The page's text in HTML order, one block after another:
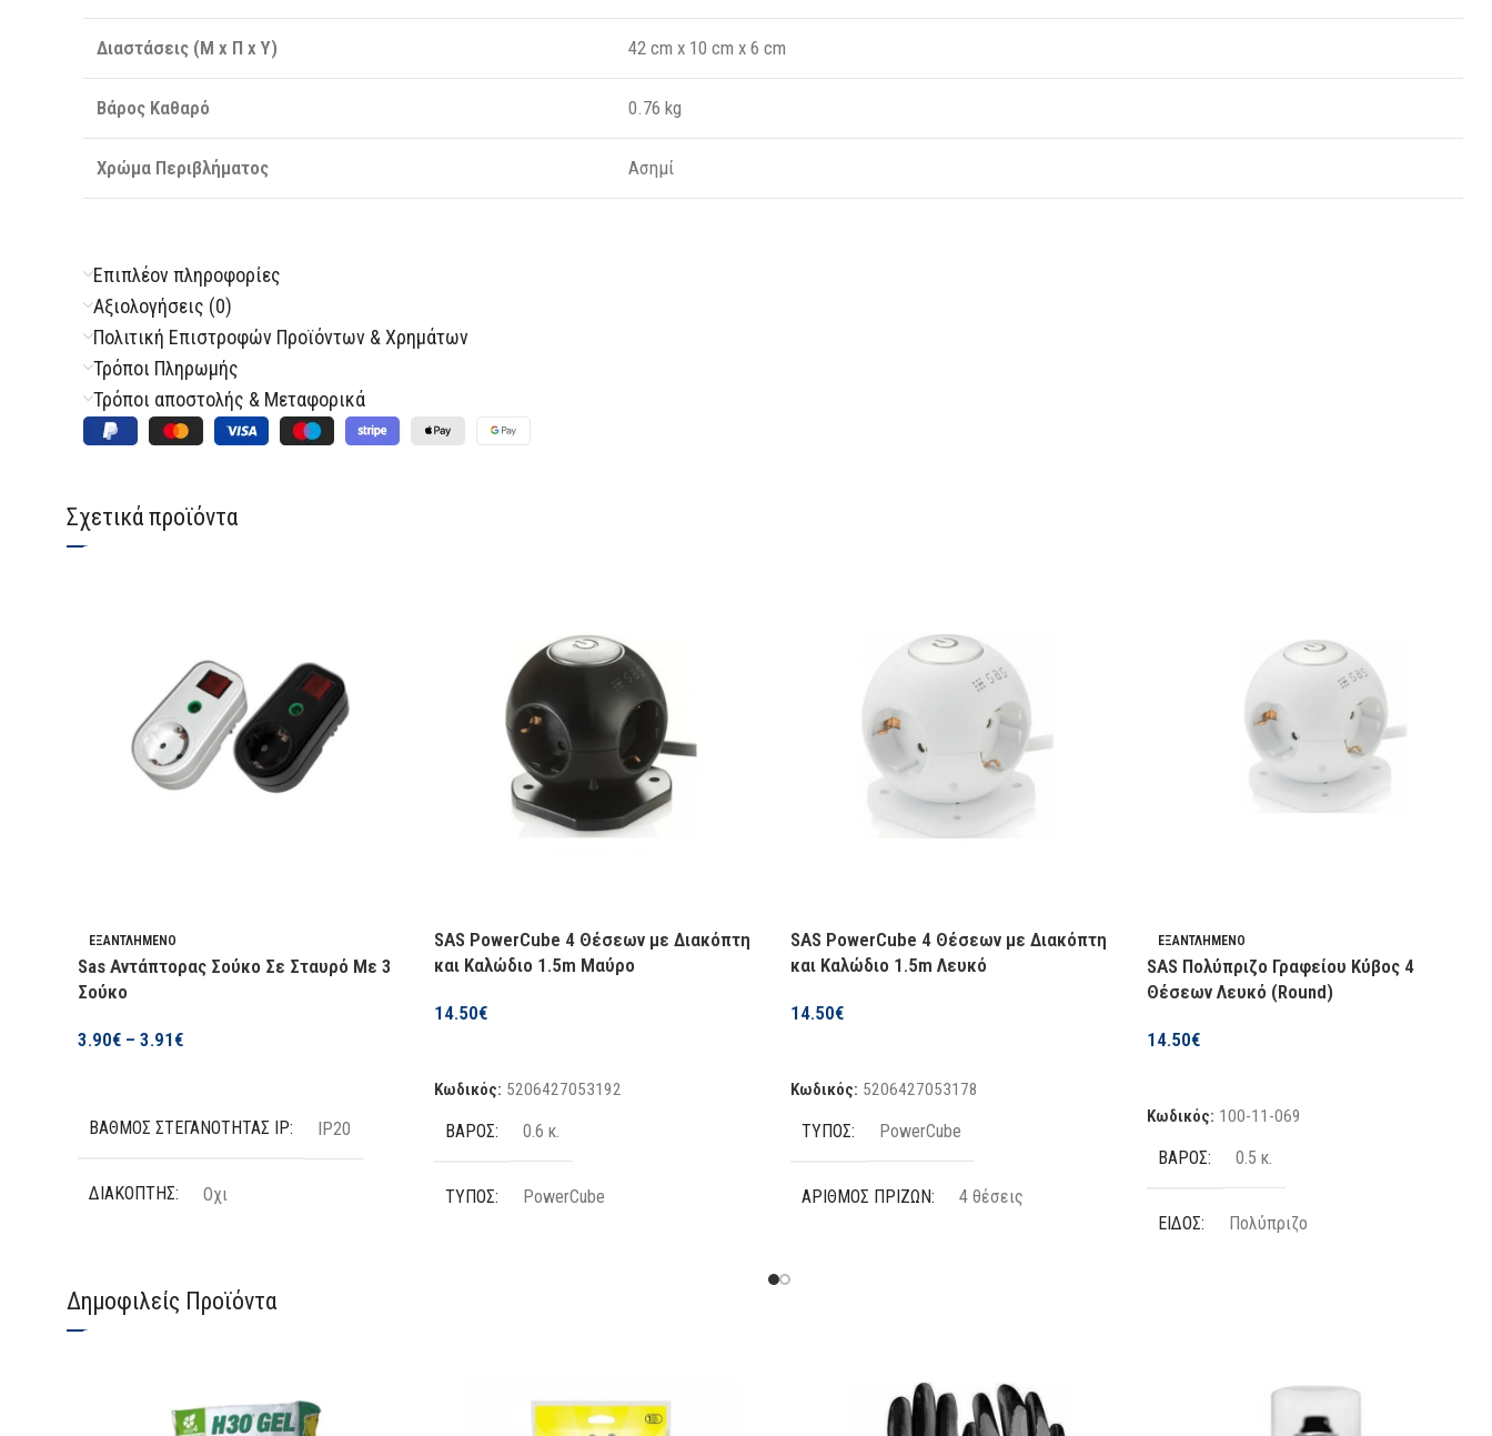
Διαστάσεις (Μ x Π x Υ) 42 cm x 10 cm x 6 cm
Βάρος Καθαρό 0.76 kg
Χρώμα Περιβλήματος Ασημί
Επιπλέον πληροφορίες
Αξιολογήσεις (0)
Πολιτική Επιστροφών Προϊόντων & Χρημάτων
Τρόποι Πληρωμής
Τρόποι αποστολής & Μεταφορικά
Σχετικά προϊόντα
ΕΞΑΝΤΛΗΜΈΝΟ
Sas Αντάπτορας Σούκο Σε Σταυρό Με 3
Σούκο
3.90€ – 3.91€
ΒΑΘΜΌΣ ΣΤΕΓΑΝΌΤΗΤΑΣ IP IP20
ΔΙΑΚΌΠΤΗΣ Οχι
SAS PowerCube 4 Θέσεων με Διακόπτη
και Καλώδιο 1.5m Μαύρο
14.50€
Κωδικός: 5206427053192
ΒΆΡΟΣ 0.6 κ.
ΤΎΠΟΣ PowerCube
SAS PowerCube 4 Θέσεων με Διακόπτη
και Καλώδιο 1.5m Λευκό
14.50€
Κωδικός: 5206427053178
ΤΎΠΟΣ PowerCube
ΑΡΙΘΜΌΣ ΠΡΙΖΏΝ 4 θέσεις
Όχι
ΕΞΑΝΤΛΗΜΈΝΟ
SAS Πολύπριζο Γραφείου Κύβος 4
Θέσεων Λευκό (Round)
14.50€
Κωδικός: 100-11-069
ΒΆΡΟΣ 0.5 κ.
ΕΊΔΟΣ Πολύπριζο
Δημοφιλείς Προϊόντα